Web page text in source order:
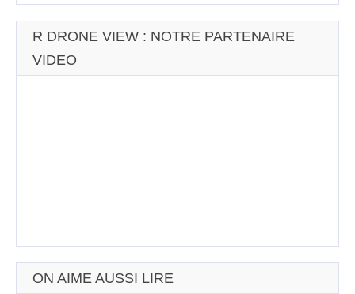
R DRONE VIEW : NOTRE PARTENAIRE
VIDEO
ON AIME AUSSI LIRE